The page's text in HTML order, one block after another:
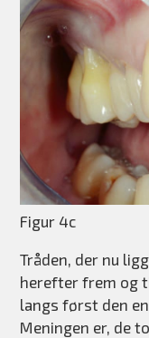
Figur 4c
Tråden, der nu
herefter frem og
langs først den
Meningen er, de